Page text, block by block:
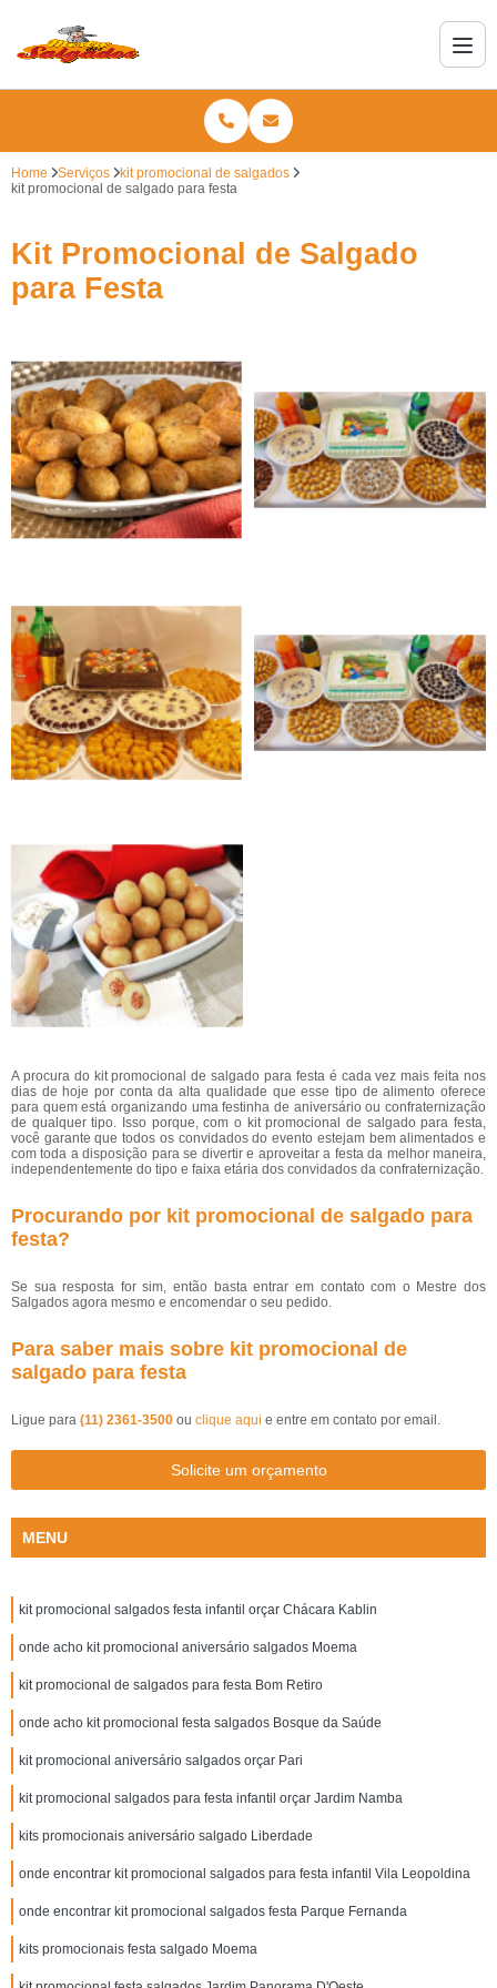
Home Serviços
kit promocional de salgados
kit promocional de salgado para festa
Kit Promocional de Salgado
para Festa
A procura do kit promocional de salgado para festa é cada vez mais feita nos
dias de hoje por conta da alta qualidade que esse tipo de alimento oferece
para quem está organizando uma festinha de aniversário ou confraternização
de qualquer tipo. Isso porque, com o kit promocional de salgado para festa,
você garante que todos os convidados do evento estejam bem alimentados e
com toda a disposição para se divertir e aproveitar a festa da melhor maneira,
independentemente do tipo e faixa etária dos convidados da confraternização.
Procurando por kit promocional de salgado para
festa?
Se sua resposta for sim, então basta entrar em contato com o Mestre dos
Salgados agora mesmo e encomendar o seu pedido.
Para saber mais sobre kit promocional de
salgado para festa
Ligue para (11) 2361-3500 ou clique aqui e entre em contato por email.
Solicite um orçamento
MENU
kit promocional salgados festa infantil orçar Chácara Kablin
onde acho kit promocional aniversário salgados Moema
kit promocional de salgados para festa Bom Retiro
onde acho kit promocional festa salgados Bosque da Saúde
kit promocional aniversário salgados orçar Pari
kit promocional salgados para festa infantil orçar Jardim Namba
kits promocionais aniversário salgado Liberdade
onde encontrar kit promocional salgados para festa infantil Vila Leopoldina
onde encontrar kit promocional salgados festa Parque Fernanda
kits promocionais festa salgado Moema